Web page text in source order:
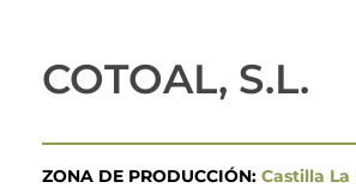
COTOAL, S.L.
ZONA DE PRODUCCIÓN: Castilla La